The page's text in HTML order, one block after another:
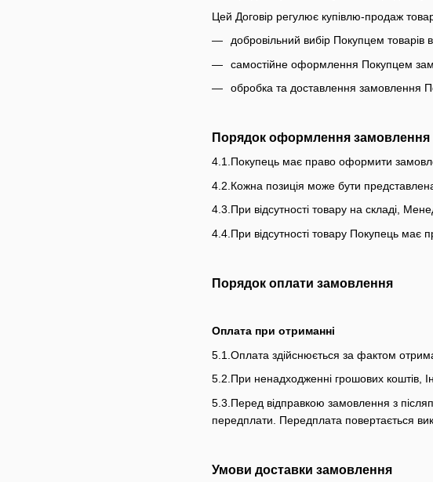
Цей Договір регулює купівлю-продаж
добровільний вибір Покупцем товарів
самостійне оформлення Покупцем
обробка та доставлення замовлення
Порядок оформлення замовлення
4.1.Покупець має право оформити
4.2.Кожна позиція може бути представлена
4.3.При відсутності товару на складі,
4.4.При відсутності товару Покупець має
Порядок оплати замовлення
Оплата при отриманні
5.1.Оплата здійснюється за фактом
5.2.При ненадходженні грошових коштів,
5.3.Перед відправкою замовлення з
передплати. Передплата повертається
Умови доставки замовлення